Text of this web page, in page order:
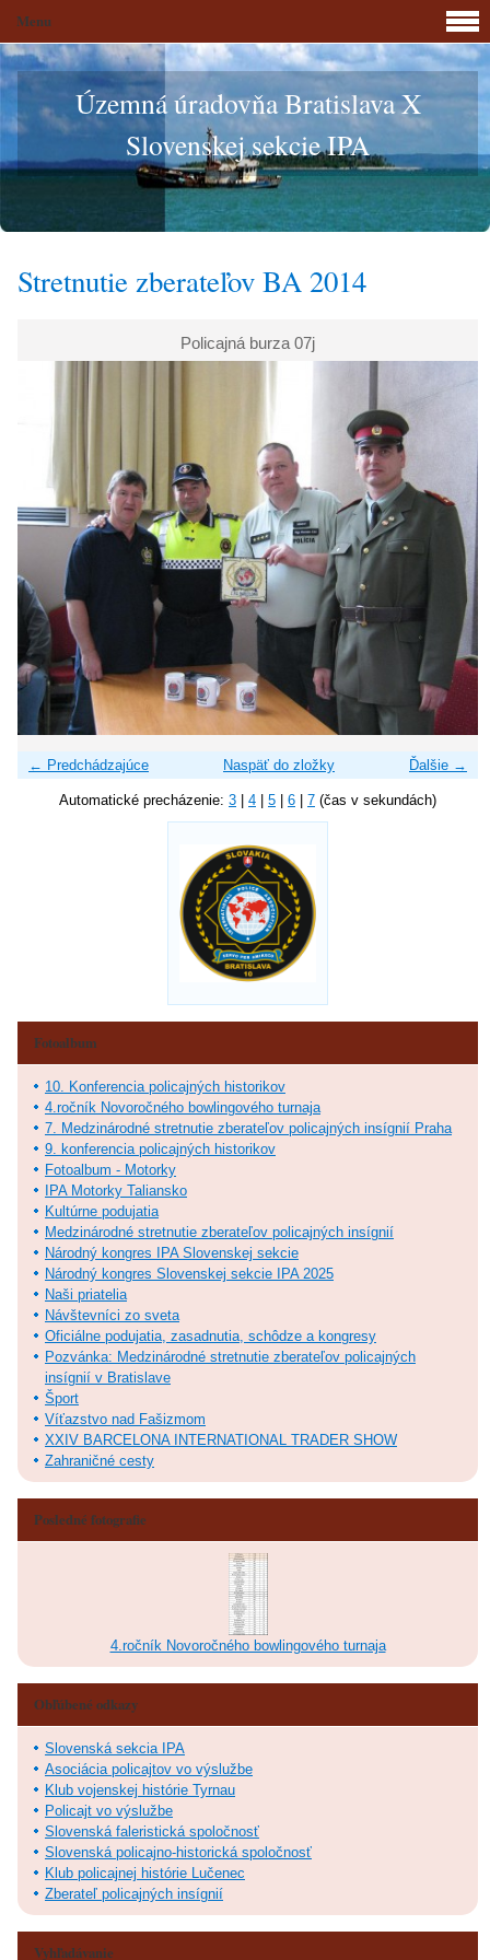
Územná úradovňa Bratislava X
Slovenskej sekcie IPA
Stretnutie zberateľov BA 2014
Policajná burza 07j
← Predchádzajúce Ďalšie →
Naspäť do zložky
Automatické precházenie: 3 4 5 6 7 (čas v sekundách)
Menu
Fotoalbum
10. Konferencia policajných historikov
4.ročník Novoročného bowlingového turnaja
7. Medzinárodné stretnutie zberateľov policajných insígnií Praha
9. konferencia policajných historikov
Fotoalbum - Motorky
IPA Motorky Taliansko
Kultúrne podujatia
Medzinárodné stretnutie zberateľov policajných insígnií
Národný kongres IPA Slovenskej sekcie
Národný kongres Slovenskej sekcie IPA 2025
Naši priatelia
Návštevníci zo sveta
Oficiálne podujatia, zasadnutia, schôdze a kongresy
Pozvánka: Medzinárodné stretnutie zberateľov policajných
insígnií v Bratislave
Šport
Víťazstvo nad Fašizmom
XXIV BARCELONA INTERNATIONAL TRADER SHOW
Zahraničné cesty
Posledné fotografie
4.ročník Novoročného bowlingového turnaja
Obľúbené odkazy
Slovenská sekcia IPA
Asociácia policajtov vo výslužbe
Klub vojenskej histórie Tyrnau
Policajt vo výslužbe
Slovenská faleristická spoločnosť
Slovenská policajno-historická spoločnosť
Klub policajnej histórie Lučenec
Zberateľ policajných insígnií
Vyhľadávanie